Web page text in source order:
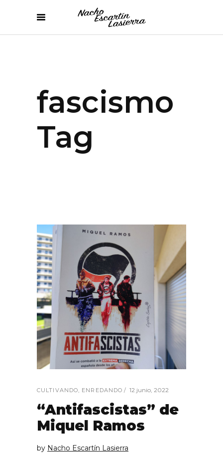
fascismo
Tag
CULTIVANDO, ENREDANDO 12 junio, 2022
“Antifascistas” de
Miquel Ramos
by Nacho Escartín Lasierra